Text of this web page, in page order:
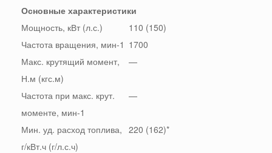
Основные характеристики
Мощность, кВт (л.с.)
110 (150)
Частота вращения, мин-1 1700
Макс. крутящий момент,
Н.м (кгс.м)
—
Частота при макс. крут.
моменте, мин-1
—
Мин. уд. расход топлива,
г/кВт.ч (г/л.с.ч)
220 (162)*